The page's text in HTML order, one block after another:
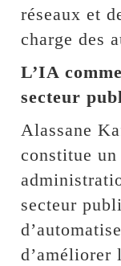
réseaux et
charge des
L’IA
secteur
Alassane
constitue
secteur
d’améliorer